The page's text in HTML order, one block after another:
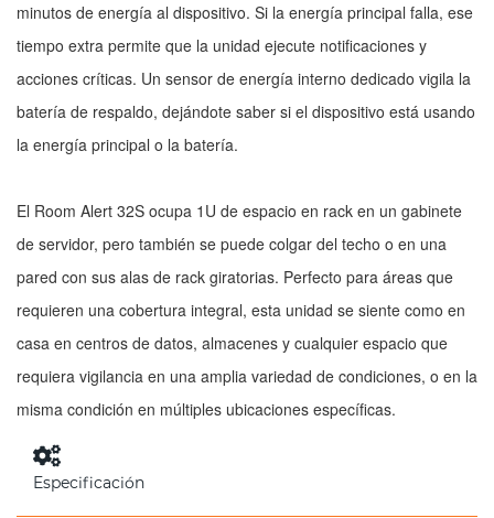
minutos de energía al dispositivo. Si la energía principal falla, ese
tiempo extra permite que la unidad ejecute notificaciones y
acciones críticas. Un sensor de energía interno dedicado vigila la
batería de respaldo, dejándote saber si el dispositivo está usando
la energía principal o la batería.
El Room Alert 32S ocupa 1U de espacio en rack en un gabinete
de servidor, pero también se puede colgar del techo o en una
pared con sus alas de rack giratorias. Perfecto para áreas que
requieren una cobertura integral, esta unidad se siente como en
casa en centros de datos, almacenes y cualquier espacio que
requiera vigilancia en una amplia variedad de condiciones, o en la
misma condición en múltiples ubicaciones específicas.
Especificación